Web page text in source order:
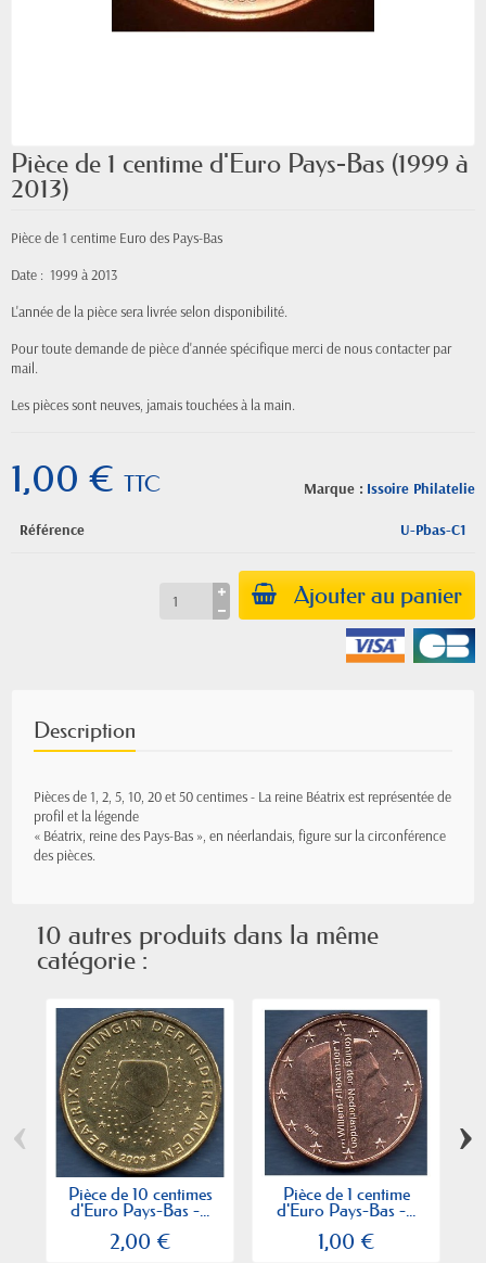
Pièce de 1 centime d'Euro Pays-Bas (1999 à
2013)
Pièce de 1 centime Euro des Pays-Bas
Date : 1999 à 2013
L'année de la pièce sera livrée selon disponibilité.
Pour toute demande de pièce d'année spécifique merci de nous contacter par
mail.
Les pièces sont neuves, jamais touchées à la main.
Marque : Issoire Philatelie
1,00 € TTC
Référence U-Pbas-C1
Ajouter au panier
Description
Pièces de 1, 2, 5, 10, 20 et 50 centimes - La reine Béatrix est représentée de
profil et la légende
« Béatrix, reine des Pays-Bas », en néerlandais, figure sur la circonférence
des pièces.
10 autres produits dans la même
catégorie :
Pièce de 10 centimes
d'Euro Pays-Bas -...
2,00 €
Pièce de 1 centime
d'Euro Pays-Bas -...
1,00 €
‹ ›